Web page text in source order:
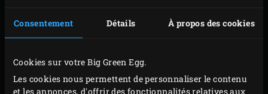
Consentement Détails À propos des cookies
Cookies sur votre Big Green Egg.
Les cookies nous permettent de personnaliser le contenu
et les annonces, d'offrir des fonctionnalités relatives aux
romarin dans le poêlon et faites revenir le tout
jusqu’à ce que l’oignon soit translucide. Mélangez
couvercle de l’EGG après chaque manipulation.
Ajoutez les tomates dans la sauteuse et déglacez